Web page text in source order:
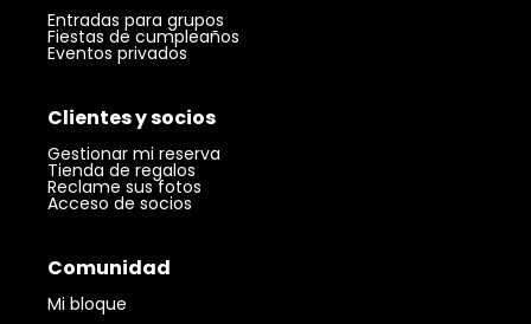
Entradas para grupos
Fiestas de cumpleaños
Eventos privados
Clientes y socios
Gestionar mi reserva
Tienda de regalos
Reclame sus fotos
Acceso de socios
Comunidad
Mi bloque